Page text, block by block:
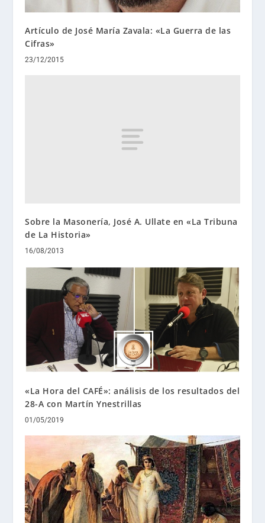
Artículo de José María Zavala: «La Guerra de las
Cifras»
23/12/2015
Sobre la Masonería, José A. Ullate en «La Tribuna
de La Historia»
16/08/2013
«La Hora del CAFÉ»: análisis de los resultados del
28-A con Martín Ynestrillas
01/05/2019